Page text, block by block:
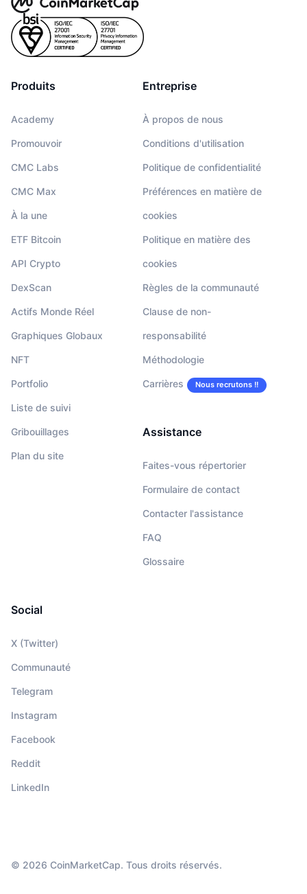
Produits
Academy
Promouvoir
CMC Labs
CMC Max
À la une
ETF Bitcoin
API Crypto
DexScan
Actifs Monde Réel
Graphiques Globaux
NFT
Portfolio
Liste de suivi
Gribouillages
Plan du site
Entreprise
À propos de nous
Conditions d'utilisation
Politique de confidentialité
Préférences en matière de
cookies
Politique en matière des
cookies
Règles de la communauté
Clause de non-
responsabilité
Méthodologie
Carrières Nous recrutons !!
Assistance
Faites-vous répertorier
Formulaire de contact
Contacter l'assistance
FAQ
Glossaire
Social
X (Twitter)
Communauté
Telegram
Instagram
Facebook
Reddit
LinkedIn
© 2026 CoinMarketCap. Tous droits réservés.